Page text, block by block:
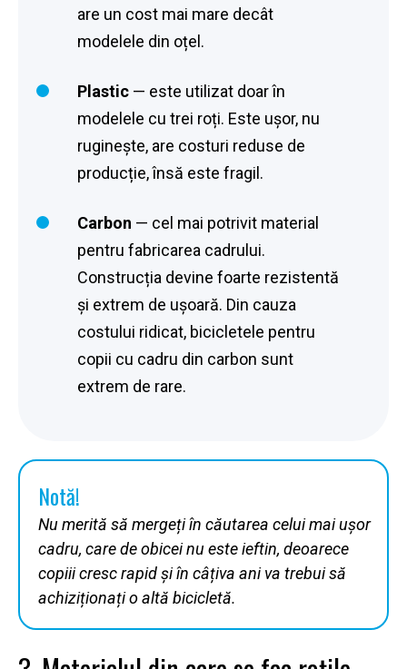
are un cost mai mare decât
modelele din oțel.
Plastic — este utilizat doar în
modelele cu trei roți. Este ușor, nu
ruginește, are costuri reduse de
producție, însă este fragil.
Carbon — cel mai potrivit material
pentru fabricarea cadrului.
Construcția devine foarte rezistentă
și extrem de ușoară. Din cauza
costului ridicat, bicicletele pentru
copii cu cadru din carbon sunt
extrem de rare.
Notă!
Nu merită să mergeți în căutarea celui mai ușor
cadru, care de obicei nu este ieftin, deoarece
copiii cresc rapid și în câțiva ani va trebui să
achiziționați o altă bicicletă.